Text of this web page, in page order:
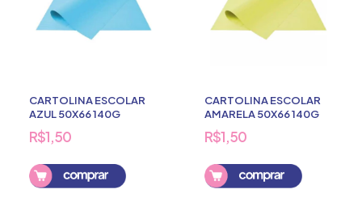
CARTOLINA ESCOLAR
AZUL 50X66 140G
R$1,50
CARTOLINA ESCOLAR
AMARELA 50X66 140G
R$1,50